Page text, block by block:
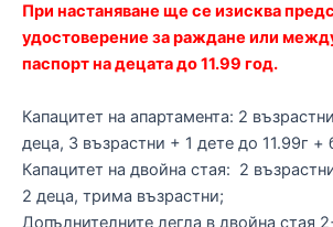
При настаняване ще се изисква
удостоверение за раждане или
паспорт на децата до 11.99 год.
Капацитет на апартамента: 2
деца, 3 възрастни + 1 дете до 11.99г +
Капацитет на двойна стая: 2
2 деца, трима възрастни;
Допълнителните легла в двойна стая